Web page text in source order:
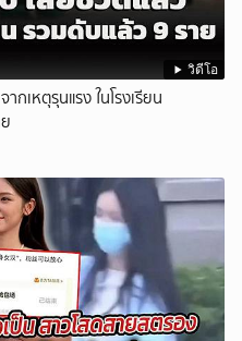
วิดีโอ
เหตุรุนแรง ในโรงเรียน